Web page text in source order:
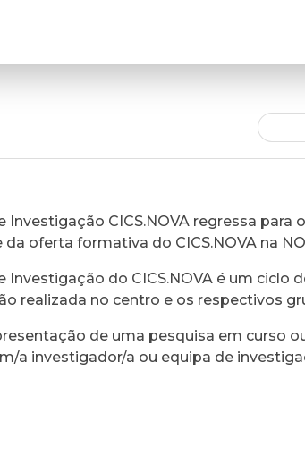
CICS.NOVA regressa para
oferta formativa do CICS.NOVA na
Investigação do CICS.NOVA é um ciclo
realizada no centro e os respectivos
de uma pesquisa em curso
a investigador/a ou equipa de